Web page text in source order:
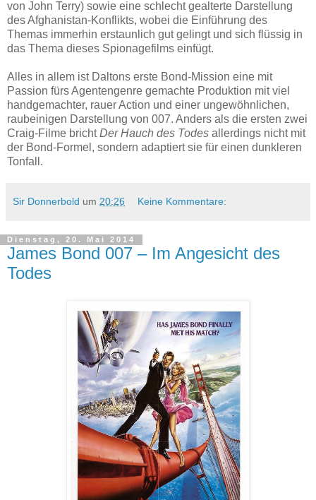
von John Terry) sowie eine schlecht gealterte Darstellung
des Afghanistan-Konflikts, wobei die Einführung des
Themas immerhin erstaunlich gut gelingt und sich flüssig in
das Thema dieses Spionagefilms einfügt.
Alles in allem ist Daltons erste Bond-Mission eine mit
Passion fürs Agentengenre gemachte Produktion mit viel
handgemachter, rauer Action und einer ungewöhnlichen,
raubeinigen Darstellung von 007. Anders als die ersten zwei
Craig-Filme brichtDer Hauch des Todes allerdings nicht mit
der Bond-Formel, sondern adaptiert sie für einen dunkleren
Tonfall.
Sir Donnerbold um 20:26 Keine Kommentare:
Dienstag, 20. Mai 2014
James Bond 007 – Im Angesicht des
Todes